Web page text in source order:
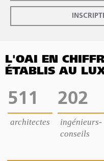
L'OAI EN
ÉTABLIS AU
511
architectes
202
ingénieurs-
conseils